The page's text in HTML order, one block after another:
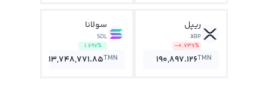
ریپل
XRP
-0.737%
190,897.126TMN
سولانا
SOL
1.697%
13,748,771.85TMN